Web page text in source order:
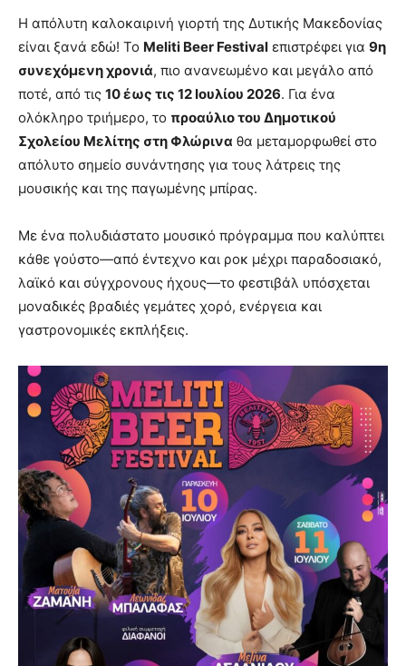
Η απόλυτη καλοκαιρινή γιορτή της Δυτικής Μακεδονίας
είναι ξανά εδώ! Το Meliti Beer Festival επιστρέφει για 9η
συνεχόμενη χρονιά, πιο ανανεωμένο και μεγάλο από
ποτέ, από τις 10 έως τις 12 Ιουλίου 2026. Για ένα
ολόκληρο τριήμερο, το προαύλιο του Δημοτικού
Σχολείου Μελίτης στη Φλώρινα θα μεταμορφωθεί στο
απόλυτο σημείο συνάντησης για τους λάτρεις της
μουσικής και της παγωμένης μπίρας.
Με ένα πολυδιάστατο μουσικό πρόγραμμα που καλύπτει
κάθε γούστο—από έντεχνο και ροκ μέχρι παραδοσιακό,
λαϊκό και σύγχρονους ήχους—το φεστιβάλ υπόσχεται
μοναδικές βραδιές γεμάτες χορό, ενέργεια και
γαστρονομικές εκπλήξεις.